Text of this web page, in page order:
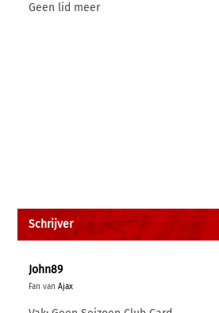
Geen lid meer
Schrijver
John89
Fan van Ajax